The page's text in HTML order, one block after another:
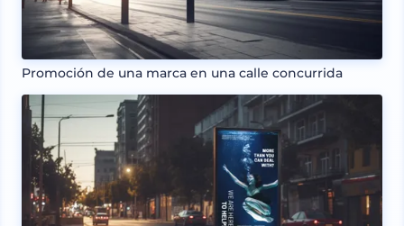
Promoción de una marca en una calle concurrida